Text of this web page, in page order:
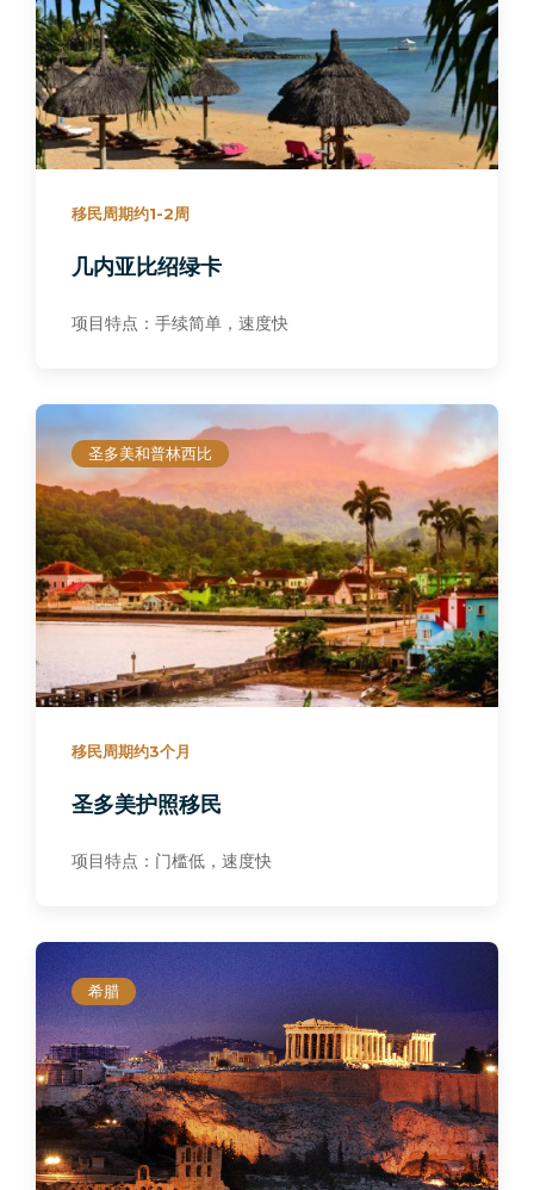
移民周期约1-2周
几内亚比绍绿卡
项目特点：手续简单，速度快
圣多美和普林西比
移民周期约3个月
圣多美护照移民
项目特点：门槛低，速度快
希腊